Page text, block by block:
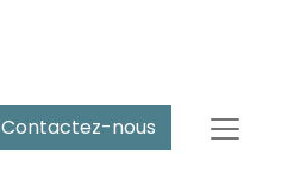
Contactez-nous